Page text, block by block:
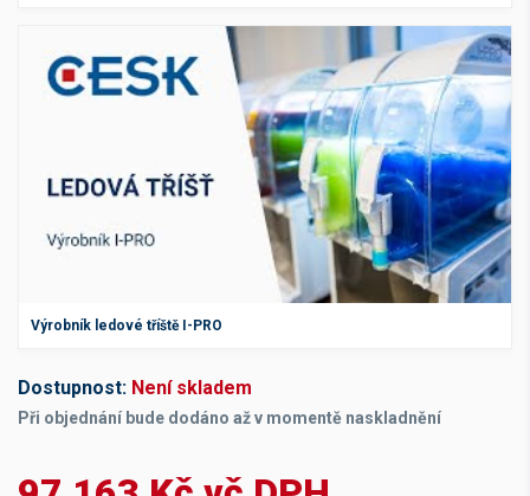
Výrobník ledové tříště I-PRO
Dostupnost: Není skladem
Při objednání bude dodáno až v momentě naskladnění